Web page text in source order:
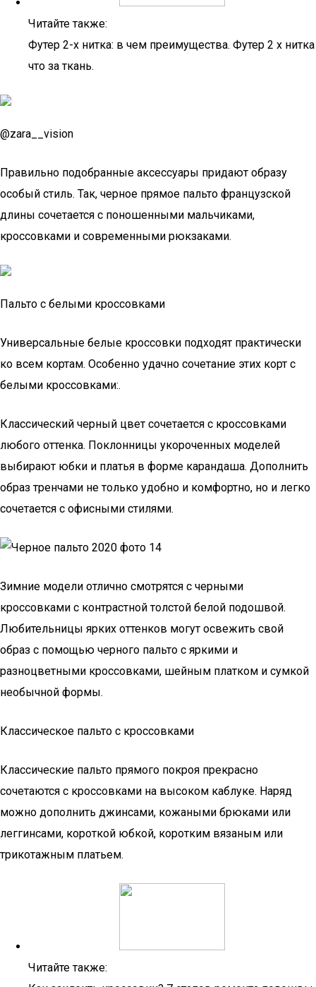
Читайте также:
Футер 2-х нитка: в чем преимущества. Футер 2 х нитка
что за ткань.
@zara__vision
Правильно подобранные аксессуары придают образу
особый стиль. Так, черное прямое пальто французской
длины сочетается с поношенными мальчиками,
кроссовками и современными рюкзаками.
Пальто с белыми кроссовками
Универсальные белые кроссовки подходят практически
ко всем кортам. Особенно удачно сочетание этих корт с
белыми кроссовками:.
Классический черный цвет сочетается с кроссовками
любого оттенка. Поклонницы укороченных моделей
выбирают юбки и платья в форме карандаша. Дополнить
образ тренчами не только удобно и комфортно, но и легко
сочетается с офисными стилями.
Зимние модели отлично смотрятся с черными
кроссовками с контрастной толстой белой подошвой.
Любительницы ярких оттенков могут освежить свой
образ с помощью черного пальто с яркими и
разноцветными кроссовками, шейным платком и сумкой
необычной формы.
Классическое пальто с кроссовками
Классические пальто прямого покроя прекрасно
сочетаются с кроссовками на высоком каблуке. Наряд
можно дополнить джинсами, кожаными брюками или
леггинсами, короткой юбкой, коротким вязаным или
трикотажным платьем.
Читайте также: